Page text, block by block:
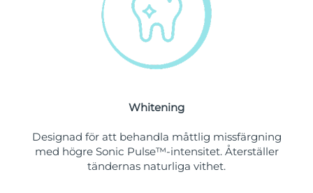
Whitening
Designad för att behandla måttlig missfärgning
med högre Sonic Pulse™-intensitet. Återställer
tändernas naturliga vithet.
Förväntad leverans
Norge
Förväntad leverans
08/08/2026